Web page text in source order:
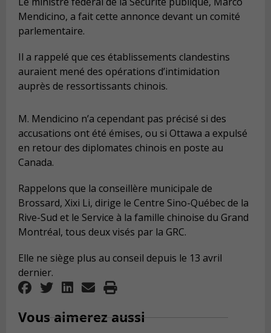
Mendicino, a fait cette annonce devant un comité
parlementaire.
Il a rappelé que ces établissements clandestins
auraient mené des opérations d’intimidation
auprès de ressortissants chinois.
M. Mendicino n’a cependant pas précisé si des
accusations ont été émises, ou si Ottawa a expulsé
en retour des diplomates chinois en poste au
Canada.
Rappelons que la conseillère municipale de
Brossard, Xixi Li, dirige le Centre Sino-Québec de la
Rive-Sud et le Service à la famille chinoise du Grand
Montréal, tous deux visés par la GRC.
Elle ne siège plus au conseil depuis le 13 avril
dernier.
Vous aimerez aussi